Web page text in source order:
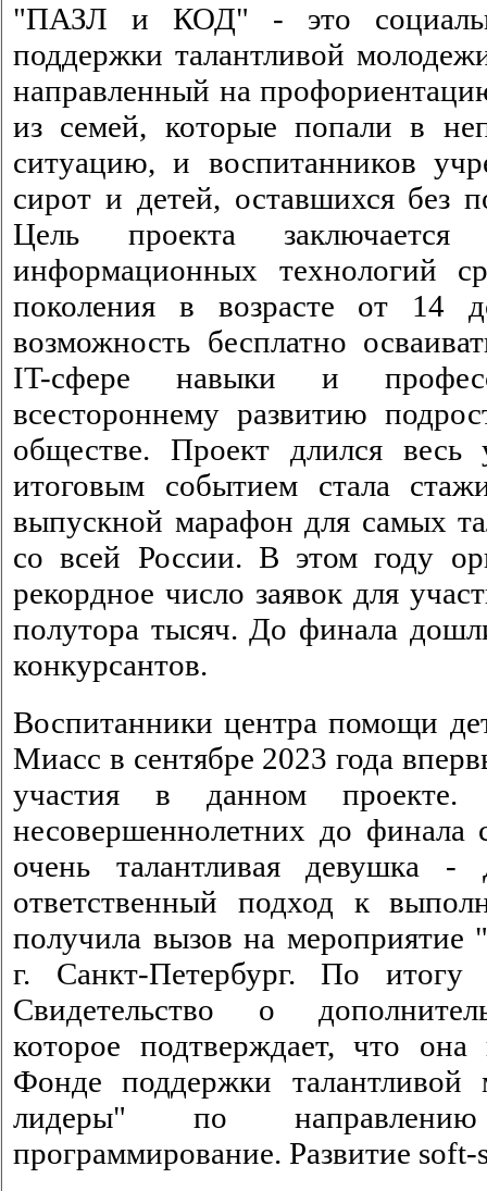
"ПАЗЛ и КОД" - это
поддержки талантливой
направленный на
из семей, которые попали в
ситуацию, и воспитанников
сирот и детей, оставшихся без
Цель проекта заключается
информационных технологий
поколения в возрасте от 14
возможность бесплатно
IT-сфере навыки и
всестороннему развитию
обществе. Проект длился
итоговым событием стала
выпускной марафон для самых
со всей России. В этом году
рекордное число заявок для
полутора тысяч. До финала
конкурсантов.
Воспитанники центра помощи
Миасс в сентябре 2023 года
участия в данном
несовершеннолетних до финала
очень талантливая девушка
ответственный подход к
получила вызов на мероприятие
г. Санкт-Петербург. По итогу
Свидетельство о
которое подтверждает, что
Фонде поддержки
лидеры" по
программирование. Развитие